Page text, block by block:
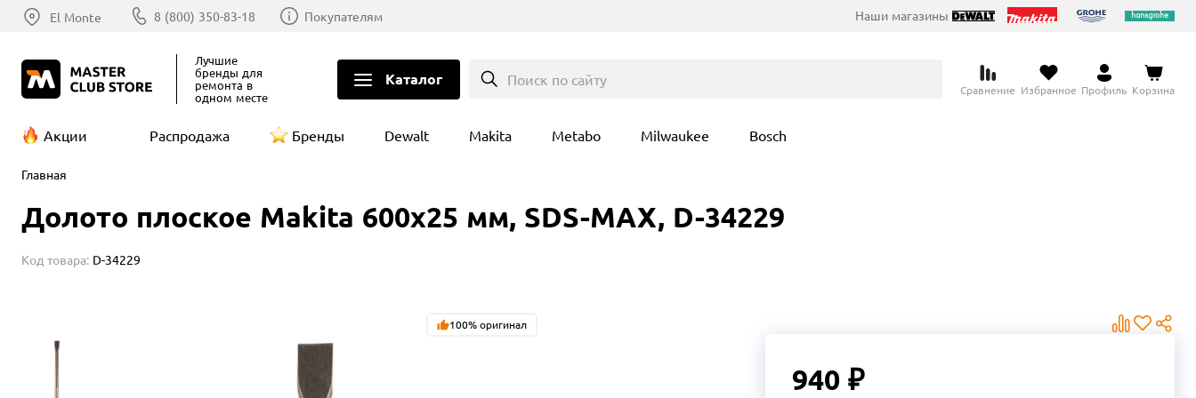
El Monte 8 (800) 350-83-18 Покупателям Наши магазины
Лучшие
бренды для
ремонта в
одном месте
Каталог Поиск по сайту
Сравнение Избранное Профиль Корзина
Акции Распродажа Бренды Dewalt Makita Metabo Milwaukee Bosch
Главная
Долото плоское Makita 600x25 мм, SDS-MAX, D-34229
Код товара: D-34229
100% оригинал
940 ₽